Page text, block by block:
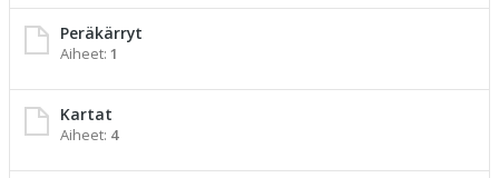
Peräkärryt
Aiheet: 1
Kartat
Aiheet: 4